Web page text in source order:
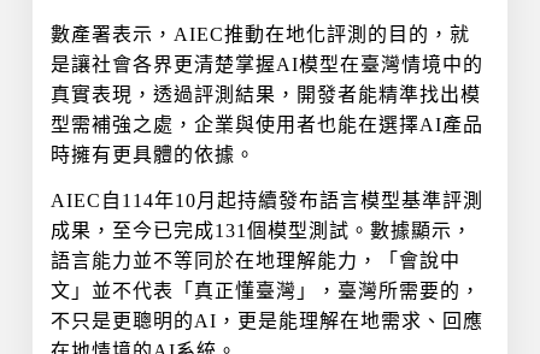
數產署表示，AIEC推動在地化評測的目的，就
是讓社會各界更清楚掌握AI模型在臺灣情境中的
真實表現，透過評測結果，開發者能精準找出模
型需補強之處，企業與使用者也能在選擇AI產品
時擁有更具體的依據。
AIEC自114年10月起持續發布語言模型基準評測
成果，至今已完成131個模型測試。數據顯示，
語言能力並不等同於在地理解能力，「會說中
文」並不代表「真正懂臺灣」，臺灣所需要的，
不只是更聰明的AI，更是能理解在地需求、回應